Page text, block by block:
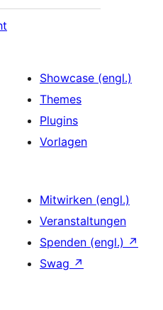
Showcase (engl.)
Themes
Plugins
Vorlagen
Mitwirken (engl.)
Veranstaltungen
Spenden (engl.) ↗
Swag ↗